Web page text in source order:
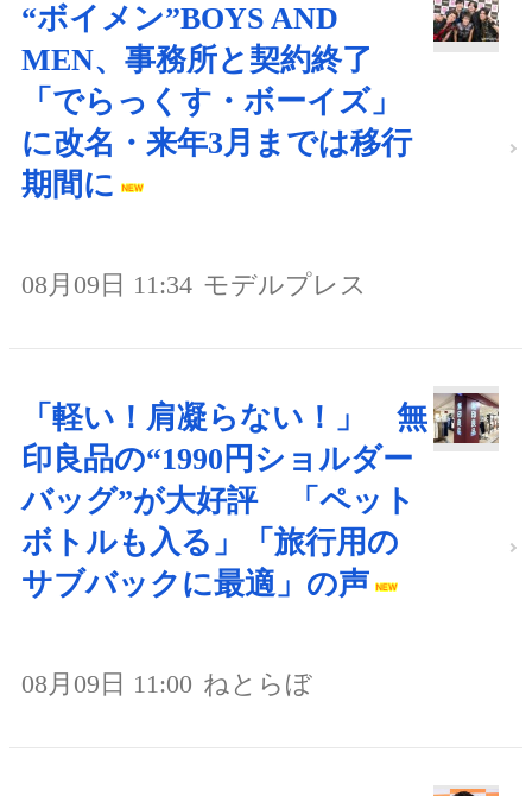
“ボイメン”BOYS AND
MEN、事務所と契約終了
「でらっくす・ボーイズ」
に改名・来年3月までは移行
期間に
08月09日 11:34 モデルプレス
「軽い！肩凝らない！」 無
印良品の“1990円ショルダー
バッグ”が大好評 「ペット
ボトルも入る」「旅行用の
サブバックに最適」の声
08月09日 11:00 ねとらぼ